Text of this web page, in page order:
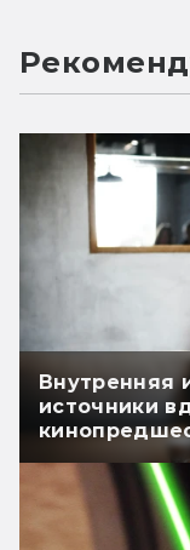
Внутренняя
источники